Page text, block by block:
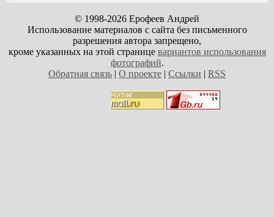
© 1998-2026 Ерофеев Андрей
Использование материалов с сайта без письменного
разрешения автора запрещено,
кроме указанных на этой странице вариантов использования
фотографий.
Обратная связь | О проекте | Ссылки | RSS